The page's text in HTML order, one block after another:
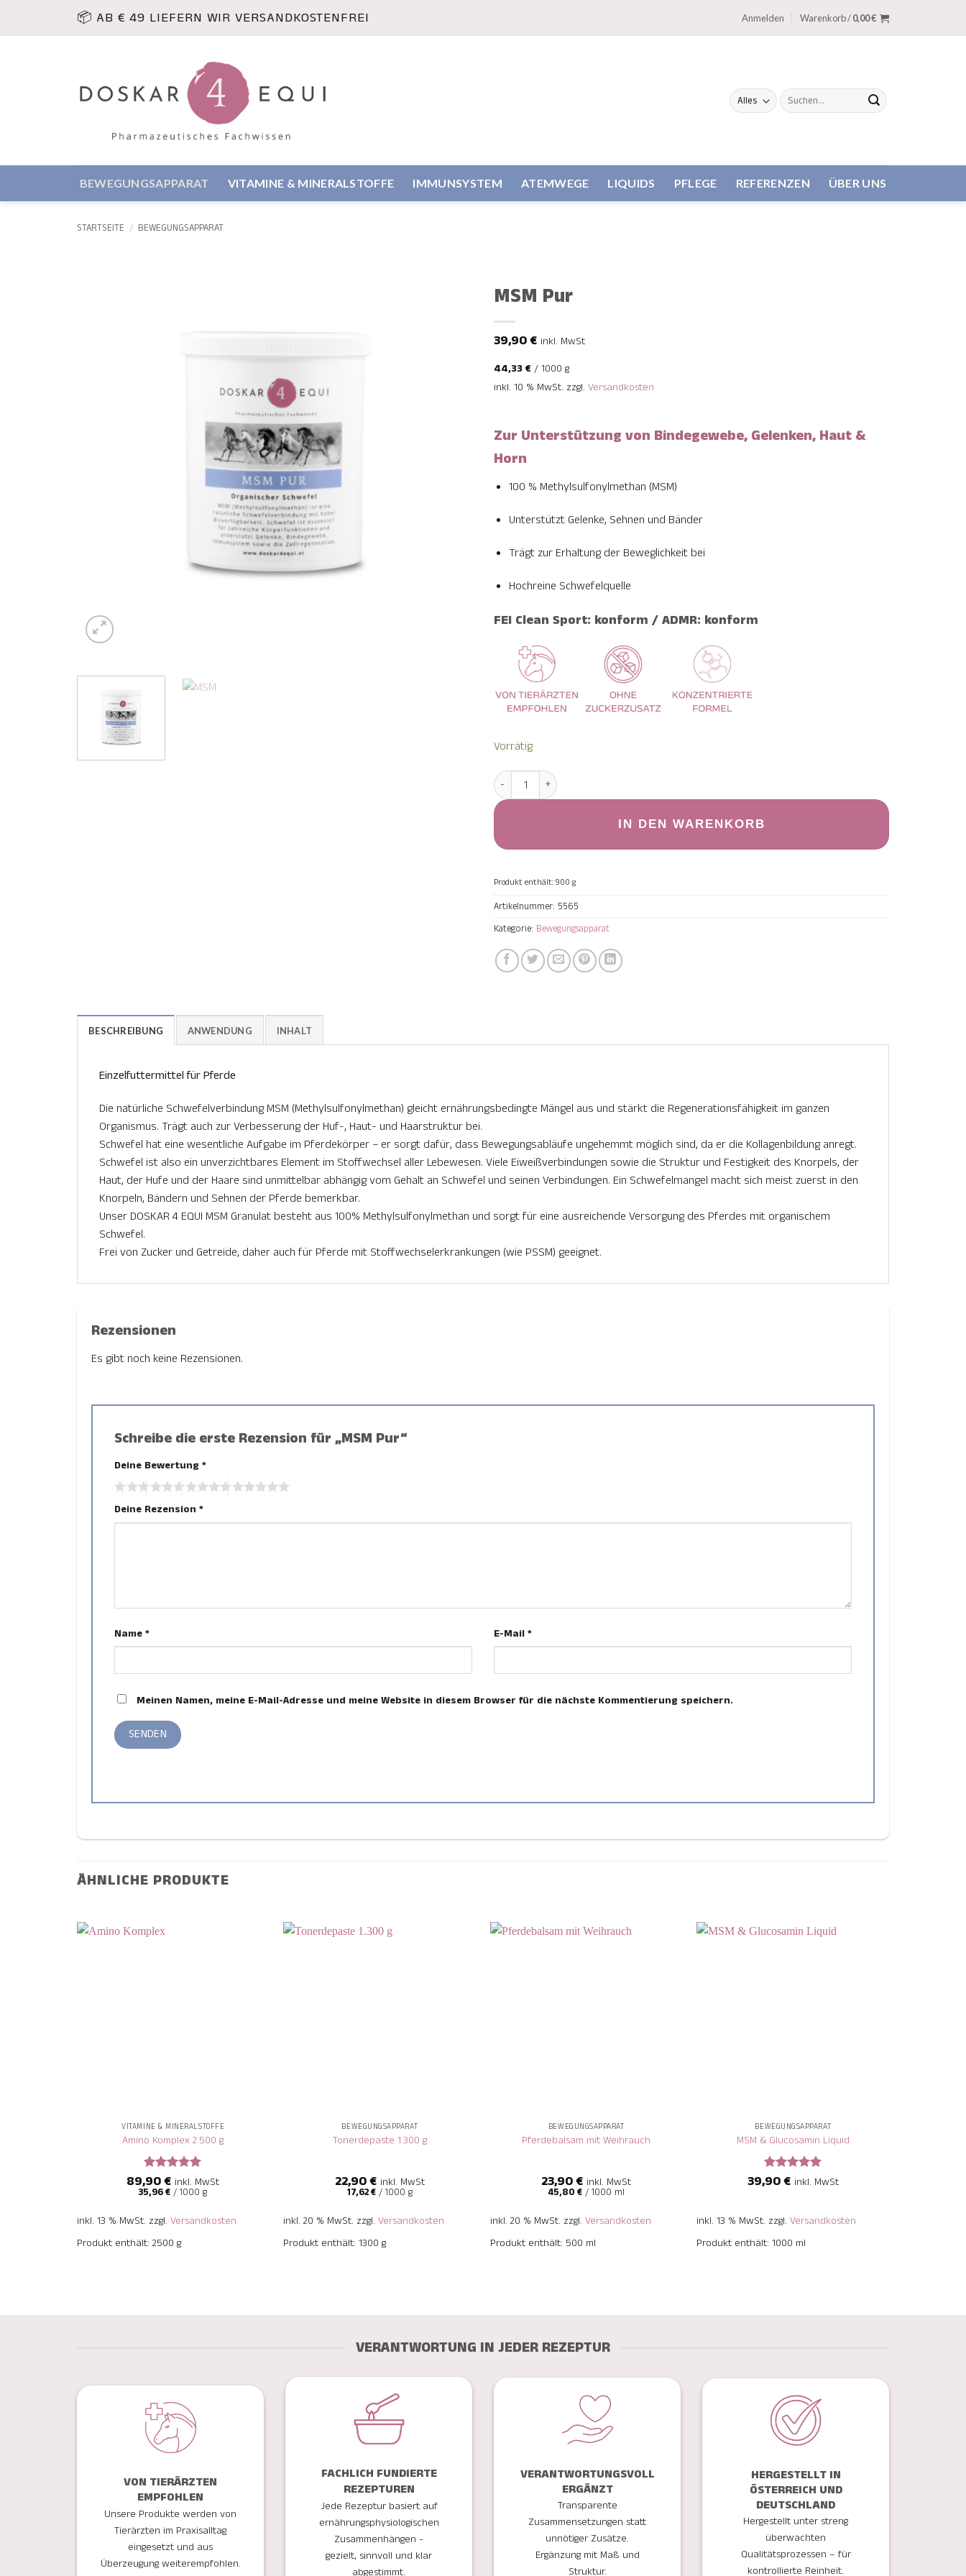
📦 AB € 49 LIEFERN WIR VERSANDKOSTENFREI Anmelden Warenkorb /0,00€
Suche
nach:
BEWEGUNGSAPPARAT VITAMINE & MINERALSTOFFE IMMUNSYSTEM ATEMWEGE LIQUIDS PFLEGE REFERENZEN ÜBER UNS
STARTSEITE / BEWEGUNGSAPPARAT
MSM Pur
39,90€ inkl. MwSt
44,33 € / 1000 g
inkl. 10 % MwSt. zzgl. Versandkosten
Zur Unterstützung von Bindegewebe, Gelenken, Haut &
Horn
100 % Methylsulfonylmethan (MSM)
Unterstützt Gelenke, Sehnen und Bänder
Trägt zur Erhaltung der Beweglichkeit bei
Hochreine Schwefelquelle
FEI Clean Sport: konform / ADMR: konform
Vorrätig
MSM Pur Menge
IN DEN WARENKORB
Produkt enthält: 900 g
Artikelnummer: 5565
Kategorie: Bewegungsapparat
BESCHREIBUNG ANWENDUNG INHALT
Einzelfuttermittel für Pferde
Die natürliche Schwefelverbindung MSM (Methylsulfonylmethan) gleicht ernährungsbedingte Mängel aus und stärkt die Regenerationsfähigkeit im ganzen
Organismus. Trägt auch zur Verbesserung der Huf-, Haut- und Haarstruktur bei.
Schwefel hat eine wesentliche Aufgabe im Pferdekörper – er sorgt dafür, dass Bewegungsabläufe ungehemmt möglich sind, da er die Kollagenbildung anregt.
Schwefel ist also ein unverzichtbares Element im Stoffwechsel aller Lebewesen. Viele Eiweißverbindungen sowie die Struktur und Festigkeit des Knorpels, der
Haut, der Hufe und der Haare sind unmittelbar abhängig vom Gehalt an Schwefel und seinen Verbindungen. Ein Schwefelmangel macht sich meist zuerst in den
Knorpeln, Bändern und Sehnen der Pferde bemerkbar.
Unser DOSKAR 4 EQUI MSM Granulat besteht aus 100% Methylsulfonylmethan und sorgt für eine ausreichende Versorgung des Pferdes mit organischem
Schwefel.
Frei von Zucker und Getreide, daher auch für Pferde mit Stoffwechselerkrankungen (wie PSSM) geeignet.
Rezensionen
Es gibt noch keine Rezensionen.
Schreibe die erste Rezension für „MSM Pur“
Deine Bewertung *
Deine Rezension *
Name * E-Mail *
Meinen Namen, meine E-Mail-Adresse und meine Website in diesem Browser für die nächste Kommentierung speichern.
ÄHNLICHE PRODUKTE
VITAMINE & MINERALSTOFFE
Amino Komplex 2.500 g
Bewertet
mit5von
89,90€ inkl. MwSt
35,96€ /1000 g
inkl. 13 % MwSt. zzgl. Versandkosten
Produkt enthält: 2500 g
BEWEGUNGSAPPARAT
Tonerdepaste 1.300 g
22,90€ inkl. MwSt
17,62€/ 1000 g
inkl. 20 % MwSt. zzgl.Versandkosten
Produkt enthält: 1300g
BEWEGUNGSAPPARAT
Pferdebalsam mit Weihrauch
23,90€ inkl. MwSt
45,80€ /1000 ml
inkl. 20 % MwSt. zzgl. Versandkosten
Produkt enthält: 500 ml
BEWEGUNGSAPPARAT
MSM & Glucosamin Liquid
Bewertet
mit
39,90€ inkl. MwSt
inkl. 13 % MwSt. zzgl.Versandkosten
Produkt enthält: 1000 ml
VERANTWORTUNG IN JEDER REZEPTUR
VON TIERÄRZTEN
EMPFOHLEN
Unsere Produkte werden von
Tierärzten im Praxisalltag
eingesetzt und aus
Überzeugung weiterempfohlen.
FACHLICH FUNDIERTE
REZEPTUREN
Jede Rezeptur basiert auf
ernährungsphysiologischen
Zusammenhängen -
gezielt, sinnvoll und klar
abgestimmt.
VERANTWORTUNGSVOLL
ERGÄNZT
Transparente
Zusammensetzungen statt
unnötiger Zusätze.
Ergänzung mit Maß und
Struktur.
HERGESTELLT IN
ÖSTERREICH UND
DEUTSCHLAND
Hergestellt unter streng
überwachten
Qualitätsprozessen – für
kontrollierte Reinheit.